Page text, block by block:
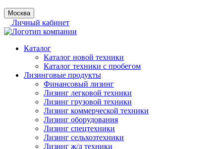
Москва
Личный кабинет
Каталог
Каталог новой техники
Каталог техники с пробегом
Лизинговые продукты
Финансовый лизинг
Лизинг легковой техники
Лизинг грузовой техники
Лизинг коммерческой техники
Лизинг оборудования
Лизинг спецтехники
Лизинг сельхозтехники
Лизинг ж/д техники